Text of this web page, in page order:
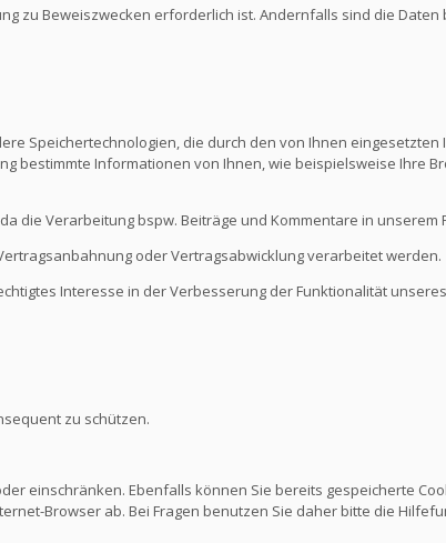
zu Beweiszwecken erforderlich ist. Andernfalls sind die Daten
Speichertechnologien, die durch den von Ihnen
bestimmte Informationen von Ihnen, wie beispielsweise Ihre
Verarbeitung bspw. Beiträge und Kommentare in unserem
oder Vertragsabwicklung verarbeitet werden.
Interesse in der Verbesserung der Funktionalität
zu schützen.
einschränken. Ebenfalls können Sie bereits gespeicherte
Browser ab. Bei Fragen benutzen Sie daher bitte die